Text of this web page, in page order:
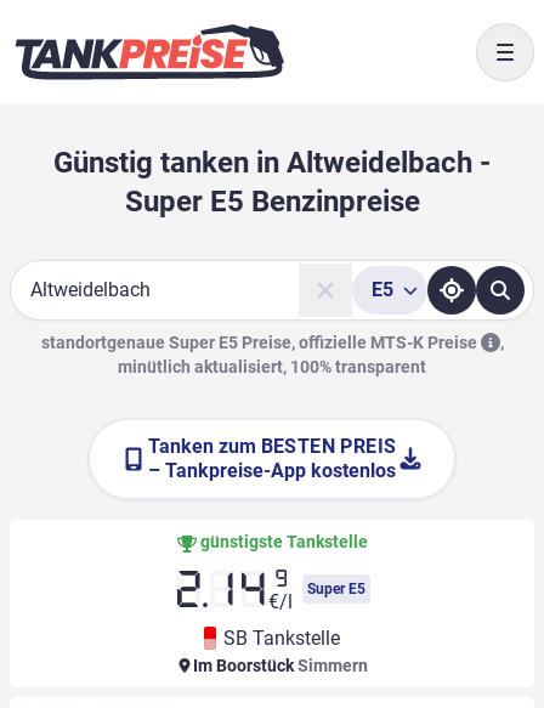
Günstig tanken in Altweidelbach -
Super E5 Benzinpreise
Suche
E5
standortgenaue Super E5 Preise, offizielle MTS-K Preise
,
minütlich aktualisiert, 100% transparent
Tanken zum BESTEN PREIS
– Tankpreise-App kostenlos
günstigste Tankstelle
2.14 9
€/l
Super E5
SB Tankstelle
Im BoorstückSimmern